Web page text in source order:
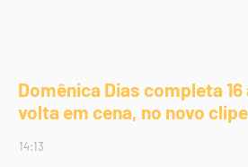
Domênica Dias completa
volta em cena, no novo
14:13